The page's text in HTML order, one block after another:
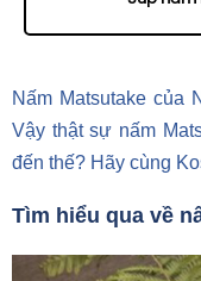
Nấm Matsutake của
Vậy thật sự nấm
đến thế? Hãy cùng
Tìm hiểu qua về